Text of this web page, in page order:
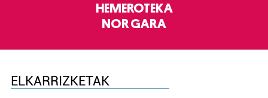
HEMEROTEKA
NOR GARA
ELKARRIZKETAK